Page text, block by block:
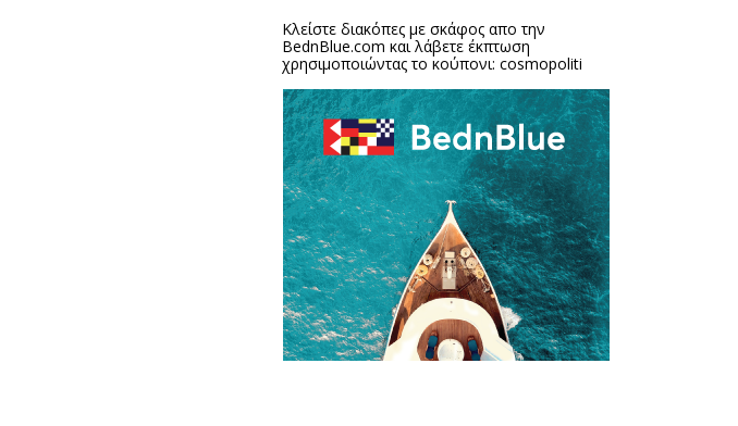
Κλείστε διακόπες με σκάφος απο την
BednBlue.com και λάβετε έκπτωση
χρησιμοποιώντας το κούπονι: cosmopoliti